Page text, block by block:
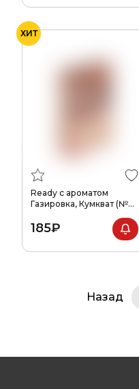
ХИТ
Ready с ароматом
Газировка, Кумкват (№3),
185₽
Назад